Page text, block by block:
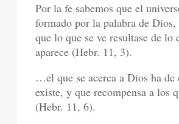
Por la fe sabemos que el
formado por la palabra de Dios,
que lo que se ve resultase de lo
aparece (Hebr. 11, 3).
…el que se acerca a Dios ha de
existe, y que recompensa a los
(Hebr. 11, 6).